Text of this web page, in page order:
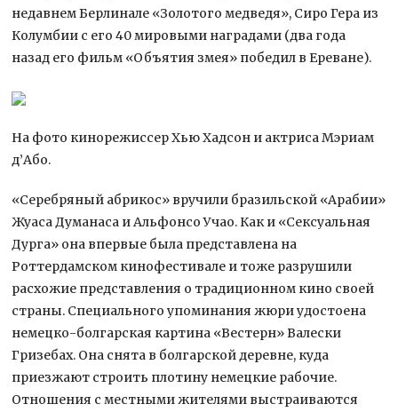
недавнем Берлинале «Золотого медведя», Сиро Гера из
Колумбии с его 40 мировыми наградами (два года
назад его фильм «Объятия змея» победил в Ереване).
На фото кинорежиссер Хью Хадсон и актриса Мэриам
д’Або.
«Серебряный абрикос» вручили бразильской «Арабии»
Жуаса Думанаса и Альфонсо Учао. Как и «Сексуальная
Дурга» она впервые была представлена на
Роттердамском кинофестивале и тоже разрушили
расхожие представления о традиционном кино своей
страны. Специального упоминания жюри удостоена
немецко-болгарская картина «Вестерн» Валески
Гризебах. Она снята в болгарской деревне, куда
приезжают строить плотину немецкие рабочие.
Отношения с местными жителями выстраиваются